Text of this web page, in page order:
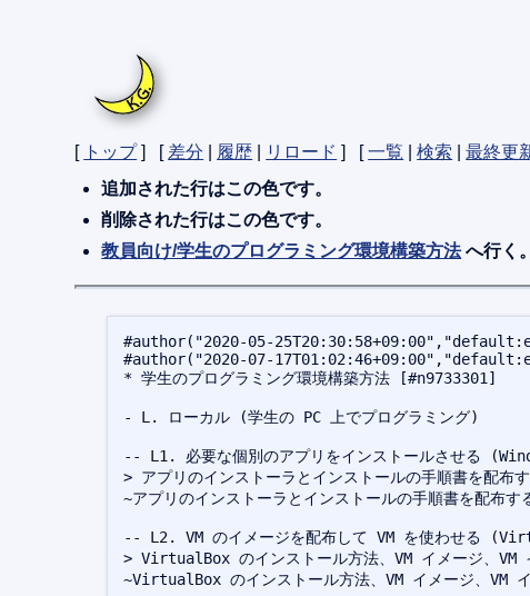
[ トップ] [ 差分 履歴 リロード ] [一覧 |検索 |最終更
追加された行はこの色です。
削除された行はこの色です。
教員向け/学生のプログラミング環境構築方法へ行く。
#author("2020-05-
#author("2020-07-
* 学生のプログラミング環境構築方法 [#n9733301]
- L. ローカル (学生の PC 上でプログラミング)
> アプリのインストーラとインストールの手順書を配
~アプリのインストーラとインストールの手順書を配
> VirtualBox のインストール方法、VM イメージ、VM
~VirtualBox のインストール方法、VM イメージ、VM